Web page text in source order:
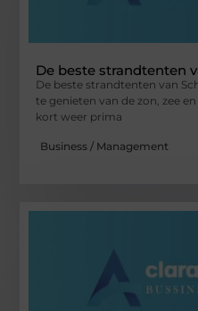
De beste strandtenten
De beste strandtenten van
te genieten van de zon, zee
kort weer prima
Business / Management